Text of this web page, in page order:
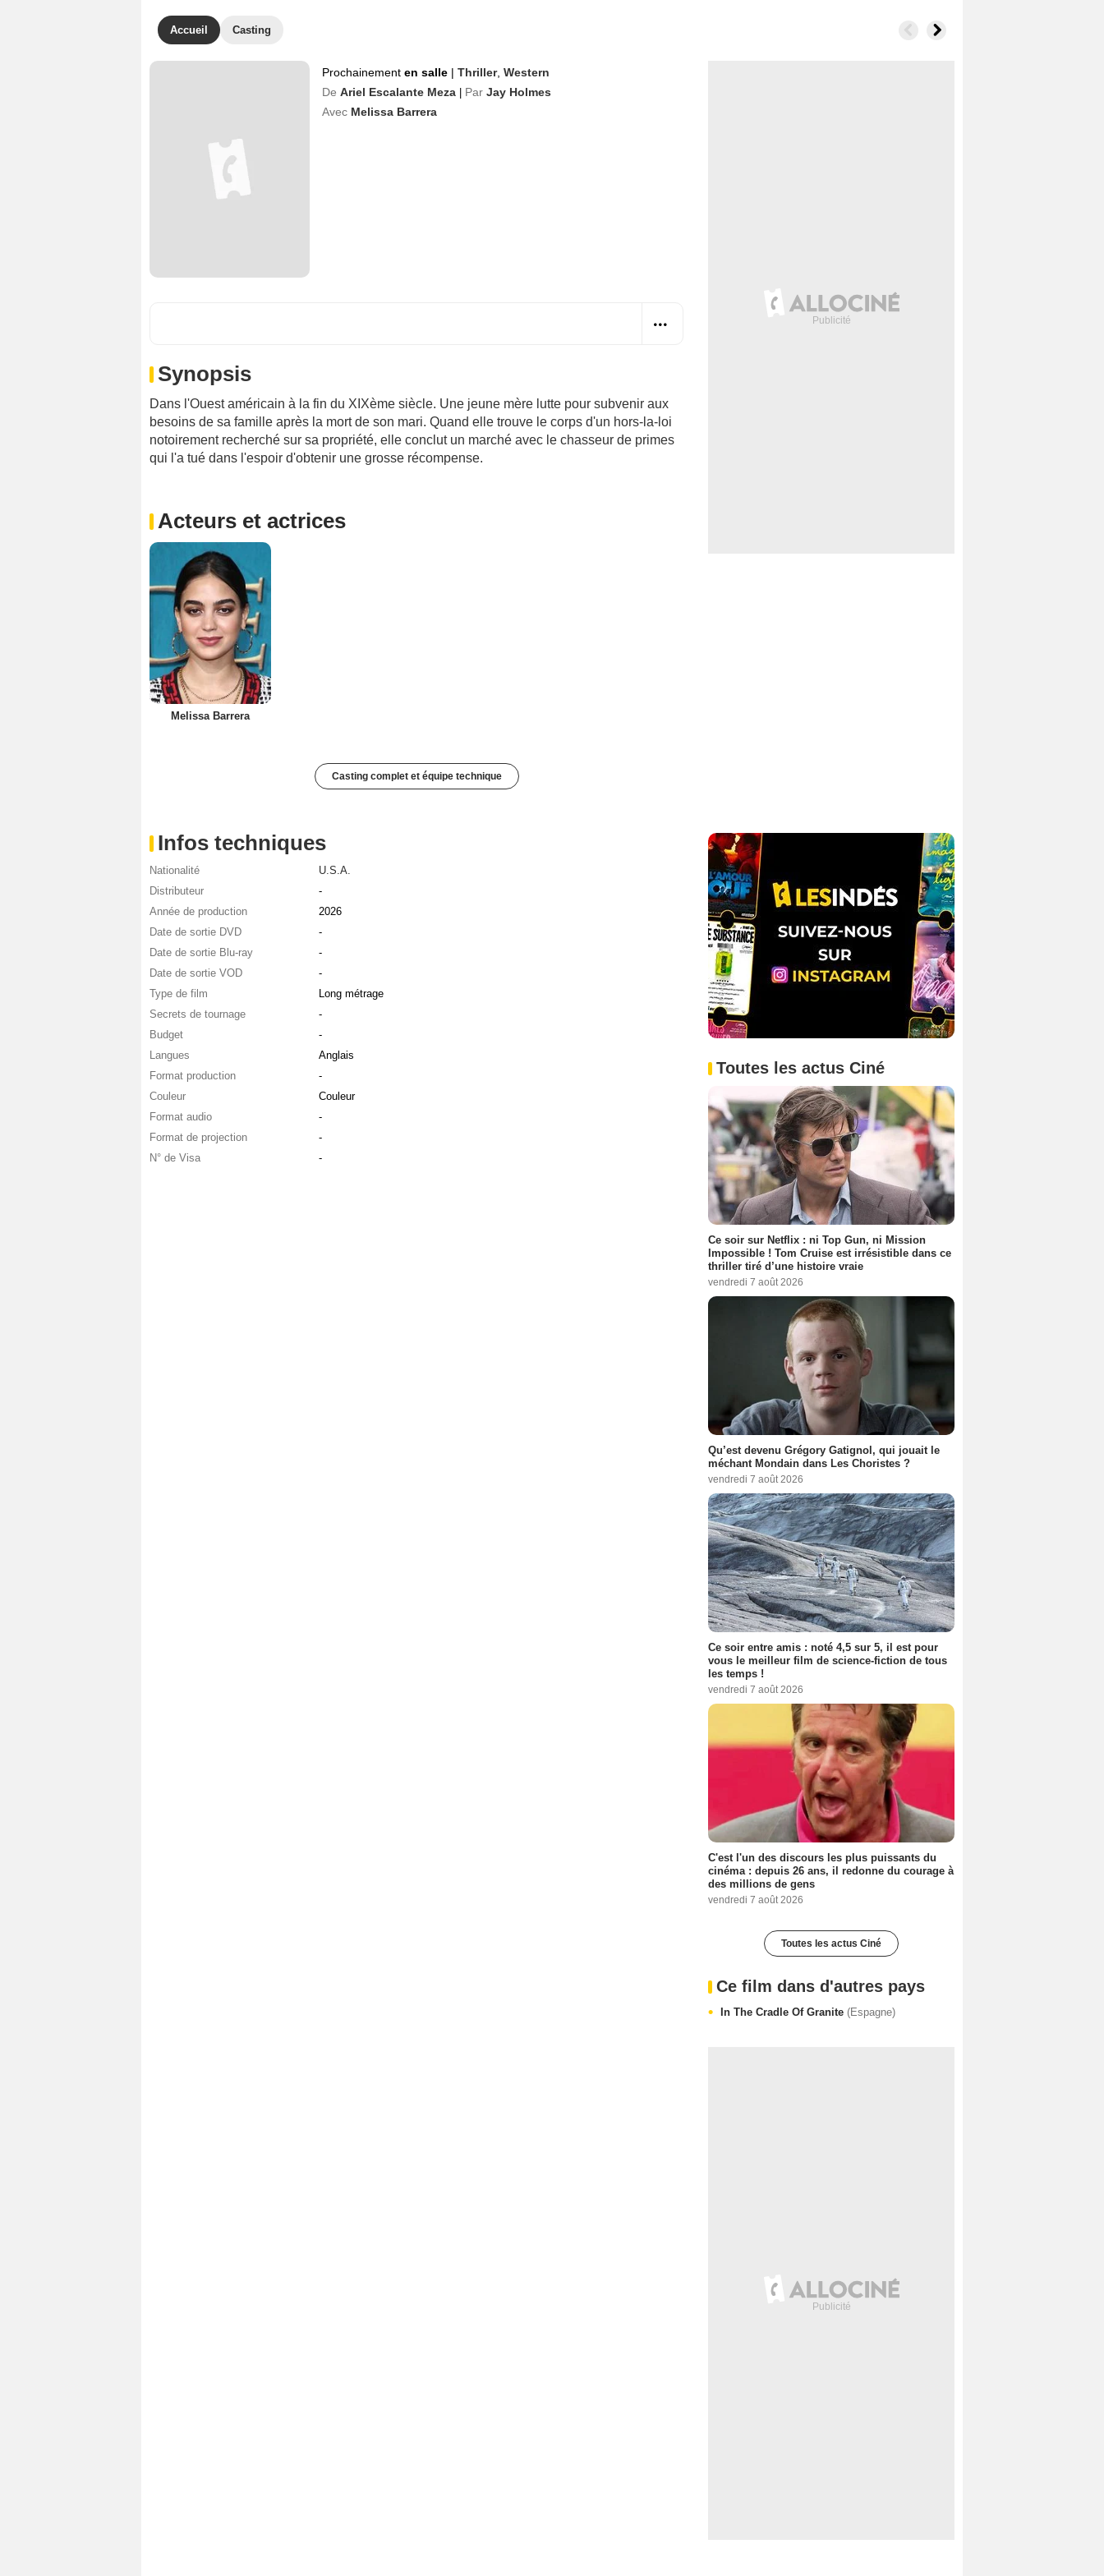
Accueil Casting
Prochainement en salle | Thriller, Western
De Ariel Escalante Meza Par Jay Holmes
Avec Melissa Barrera
Synopsis
Dans l'Ouest américain à la fin du XIXème siècle. Une jeune mère lutte pour subvenir aux
besoins de sa famille après la mort de son mari. Quand elle trouve le corps d'un hors-la-loi
notoirement recherché sur sa propriété, elle conclut un marché avec le chasseur de primes
qui l'a tué dans l'espoir d'obtenir une grosse récompense.
Acteurs et actrices
Melissa Barrera
Casting complet et équipe technique
Infos techniques
Nationalité
U.S.A.
Distributeur
-
Année de production
2026
Date de sortie DVD
-
Date de sortie Blu-ray
-
Date de sortie VOD
-
Type de film
Long métrage
Secrets de tournage
-
Budget
-
Langues
Anglais
Format production
-
Couleur
Couleur
Format audio
-
Format de projection
-
N° de Visa
-
Toutes les actus Ciné
Ce soir sur Netflix : ni Top Gun, ni Mission
Impossible ! Tom Cruise est irrésistible dans ce
thriller tiré d’une histoire vraie
vendredi 7 août 2026
Qu’est devenu Grégory Gatignol, qui jouait le
méchant Mondain dans Les Choristes ?
vendredi 7 août 2026
Ce soir entre amis : noté 4,5 sur 5, il est pour
vous le meilleur film de science-fiction de tous
les temps !
vendredi 7 août 2026
C'est l'un des discours les plus puissants du
cinéma : depuis 26 ans, il redonne du courage à
des millions de gens
vendredi 7 août 2026
Toutes les actus Ciné
Ce film dans d'autres pays
In The Cradle Of Granite (Espagne)